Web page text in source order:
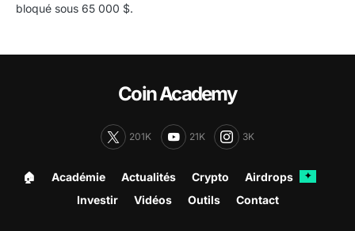
bloqué sous 65 000 $.
Coin Academy
201K 21K 3K
🏠︎ Académie Actualités Crypto Airdrops ✦
Investir Vidéos Outils Contact